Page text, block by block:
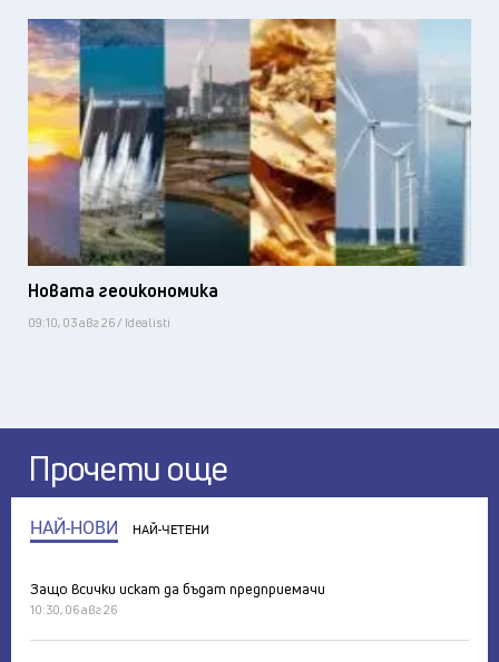
Новата геоикономика
09:10, 03 авг 26 / Idealisti
Прочети още
НАЙ-НОВИ НАЙ-ЧЕТЕНИ
Защо всички искат да бъдат предприемачи
10:30, 06 авг 26